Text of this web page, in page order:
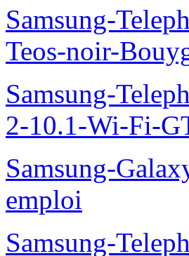
Samsung-
Teos-noir-
Samsung-
2-10.1-Wi-Fi-
Samsung-
emploi
Samsung-